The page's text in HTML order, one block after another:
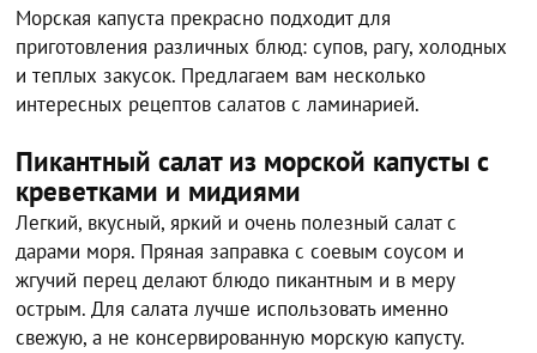
Морская капуста прекрасно подходит для
приготовления различных блюд: супов, рагу, холодных
и теплых закусок. Предлагаем вам несколько
интересных рецептов салатов с ламинарией.
Пикантный салат из морской капусты с
креветками и мидиями
Легкий, вкусный, яркий и очень полезный салат с
дарами моря. Пряная заправка с соевым соусом и
жгучий перец делают блюдо пикантным и в меру
острым. Для салата лучше использовать именно
свежую, а не консервированную морскую капусту.